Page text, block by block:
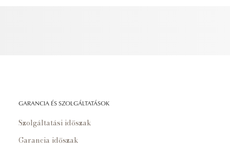
GARANCIA ÉS SZOLGÁLTATÁSOK
Szolgáltatási időszak
Garancia időszak